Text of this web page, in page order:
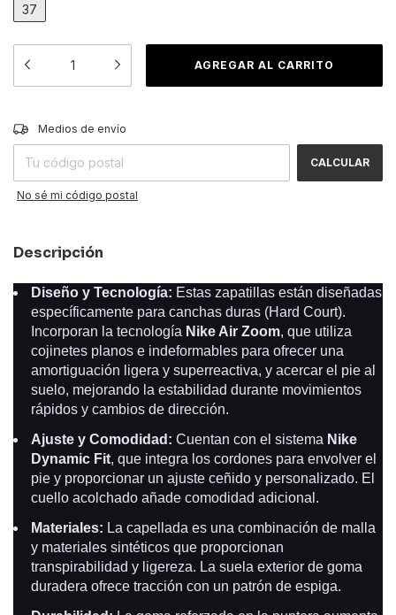
37
Entregas para el CP:
Medios de envío
CALCULAR
No sé mi código postal
Descripción
Diseño y Tecnología: Estas zapatillas están diseñadas
específicamente para canchas duras (Hard Court).
Incorporan la tecnología Nike Air Zoom, que utiliza
cojinetes planos e indeformables para ofrecer una
amortiguación ligera y superreactiva, y acercar el pie al
suelo, mejorando la estabilidad durante movimientos
rápidos y cambios de dirección.
Ajuste y Comodidad: Cuentan con el sistema Nike
Dynamic Fit, que integra los cordones para envolver el
pie y proporcionar un ajuste ceñido y personalizado. El
cuello acolchado añade comodidad adicional.
Materiales: La capellada es una combinación de malla
y materiales sintéticos que proporcionan
transpirabilidad y ligereza. La suela exterior de goma
duradera ofrece tracción con un patrón de espiga.